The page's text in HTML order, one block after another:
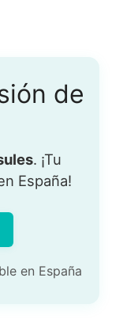
de
. ¡Tu
España!
en España